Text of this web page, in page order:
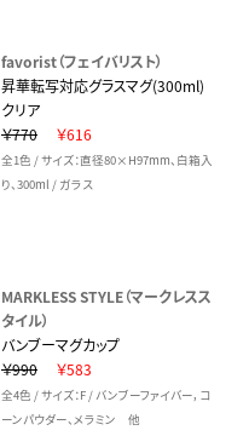
favorist（フェイバリスト）
昇華転写対応グラスマグ(300ml)
クリア
￥770
￥616
全1色 / サイズ：直径80×H97mm、白箱入
り、300ml / ガラス
MARKLESS STYLE（マークレスス
タイル）
バンブーマグカップ
￥990
￥583
全4色 / サイズ：F / バンブーファイバー，コ
ーンパウダー、メラミン 他